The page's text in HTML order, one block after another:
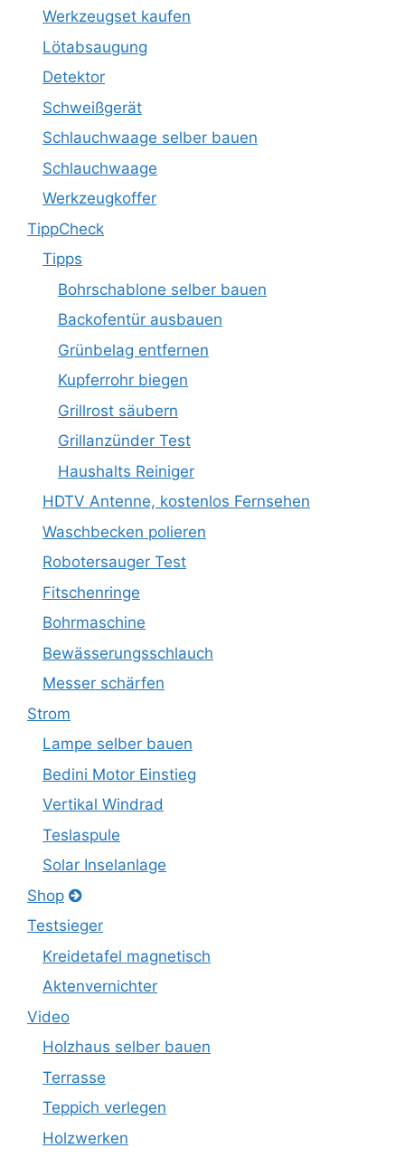
Werkzeugset kaufen
Lötabsaugung
Detektor
Schweißgerät
Schlauchwaage selber bauen
Schlauchwaage
Werkzeugkoffer
TippCheck
Tipps
Bohrschablone selber bauen
Backofentür ausbauen
Grünbelag entfernen
Kupferrohr biegen
Grillrost säubern
Grillanzünder Test
Haushalts Reiniger
HDTV Antenne, kostenlos Fernsehen
Waschbecken polieren
Robotersauger Test
Fitschenringe
Bohrmaschine
Bewässerungsschlauch
Messer schärfen
Strom
Lampe selber bauen
Bedini Motor Einstieg
Vertikal Windrad
Teslaspule
Solar Inselanlage
Shop
Testsieger
Kreidetafel magnetisch
Aktenvernichter
Video
Holzhaus selber bauen
Terrasse
Teppich verlegen
Holzwerken